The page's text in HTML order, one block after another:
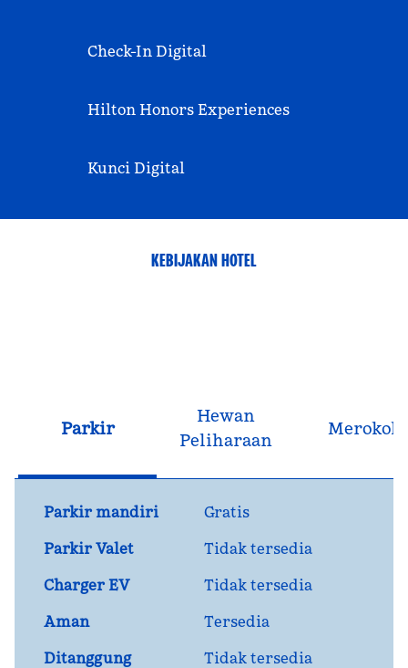
Check-In Digital
Hilton Honors Experiences
Kunci Digital
KEBIJAKAN HOTEL
Parkir
Hewan
Peliharaan
Merokok
Parkir mandiri
Gratis
Parkir Valet
Tidak tersedia
Charger EV
Tidak tersedia
Aman
Tersedia
Ditanggung
Tidak tersedia